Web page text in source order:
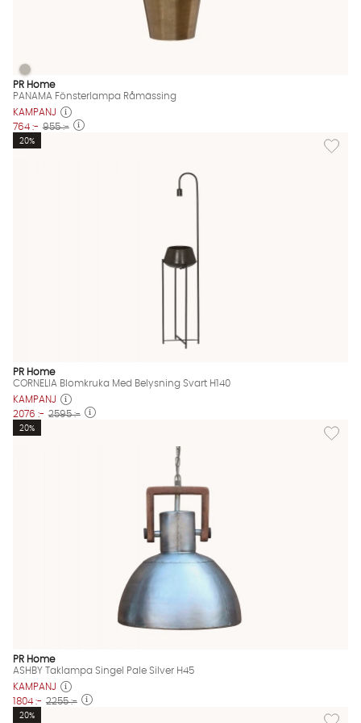
PANAMA Fönsterlampa Råmässing Finns även i dessa färger:
PANAMA Fönsterlampa Råmässing
PR Home
PANAMA Fönsterlampa Råmässing
KAMPANJ
764 :- 955 :-
Lägg
20%
PR Home
CORNELIA Blomkruka Med Belysning Svart H140
KAMPANJ
2076 :- 2595 :-
Lägg
20%
PR Home
ASHBY Taklampa Singel Pale Silver H45
KAMPANJ
1804 :- 2255 :-
Lägg
20%